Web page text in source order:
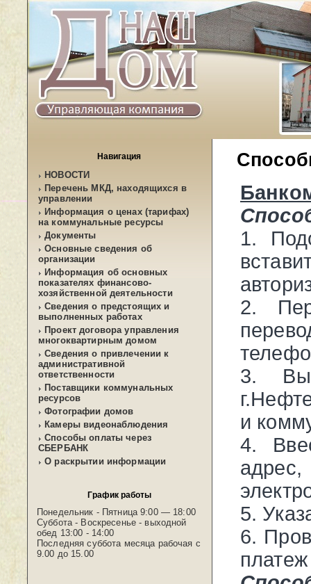
Навигация
НОВОСТИ
Перечень МКД, находящихся в
управлении
Информация о ценах (тарифах)
на коммунальные ресурсы
Документы
Основные сведения об
организации
Информация об основных
показателях финансово-
хозяйственной деятельности
Сведения о предстоящих и
выполненных работах
Проект договора управления
многоквартирным домом
Сведения о привлечении к
административной
ответственности
Поставщики коммунальных
ресурсов
Фотографии домов
Камеры видеонаблюдения
Способы оплаты через
СБЕРБАНК
О раскрытии информации
График работы
Понедельник - Пятница 9:00 — 18:00
Суббота - Воскресенье - выходной
обед 13:00 - 14:00
Последняя суббота месяца рабочая с
9.00 до 15.00
1.
2.
3.
и
4.
5.
6.
платеж